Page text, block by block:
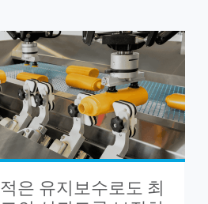
적은 유지보수로도 최